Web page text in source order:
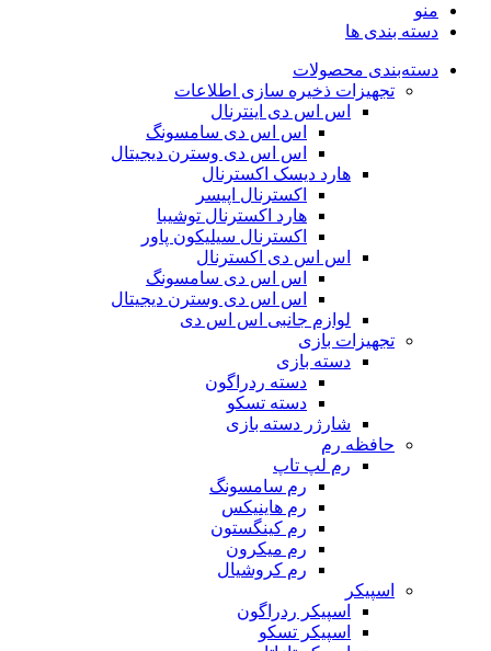
منو
دسته بندی ها
دسته‌بندی محصولات
تجهیزات ذخیره سازی اطلاعات
اس اس دی اینترنال
اس اس دی سامسونگ
اس اس دی وسترن دیجیتال
هارد دیسک اکسترنال
اکسترنال اپیسر
هارد اکسترنال توشیبا
اکسترنال سیلیکون پاور
اس اس دی اکسترنال
اس اس دی سامسونگ
اس اس دی وسترن دیجیتال
لوازم جانبی اس اس دی
تجهیزات بازی
دسته بازی
دسته ردراگون
دسته تسکو
شارژر دسته بازی
حافظه رم
رم لپ تاپ
رم سامسونگ
رم هاینیکس
رم کینگستون
رم میکرون
رم کروشیال
اسپیکر
اسپیکر ردراگون
اسپیکر تسکو